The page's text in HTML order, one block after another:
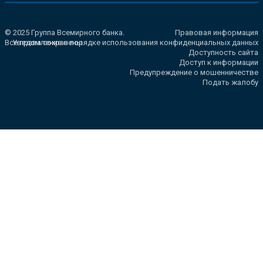
© 2025 Группа Всемирного банка.
Все права сохранены.
Правовая информация
Уведомление о порядке использования конфиденциальных данных
Доступность сайта
Доступ к информации
Предупреждение о мошенничестве
Подать жалобу